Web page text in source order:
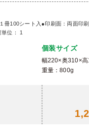
冊100シート入●印刷面：両面印
位： 1
個装サイズ
幅220×奥310×
重量：800g